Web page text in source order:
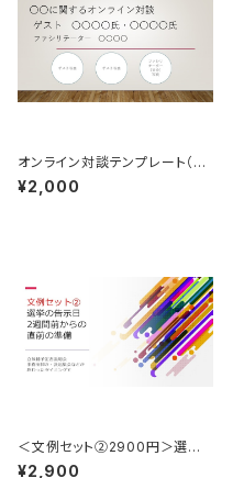
オンライン対談テンプレート（パ
ワーポイント形式）
¥2,000
＜文例セット②2900円＞選挙
直前2週間くらいになって必要に
¥2,900